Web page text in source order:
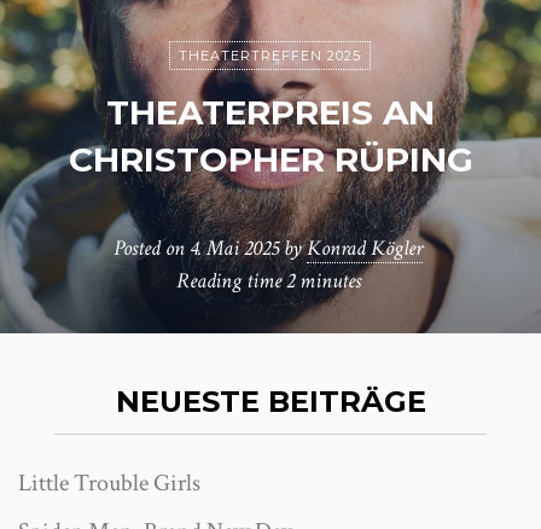
THEATERTREFFEN 2025
THEATERPREIS AN
CHRISTOPHER RÜPING
Posted on 4. Mai 2025byKonrad Kögler
Reading time2 minutes
NEUESTE BEITRÄGE
Little Trouble Girls